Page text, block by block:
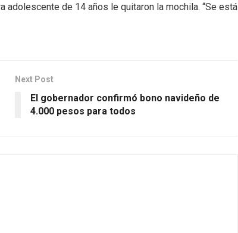
adolescente de 14 años le quitaron la mochila. “Se está
Next Post
El gobernador confirmó bono navideño de
4.000 pesos para todos